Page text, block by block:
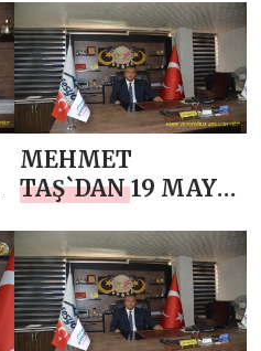
TEŞKİLATI’NIN
187. KURULUŞ YIL
DÖNÜMÜ MESAJI
MEHMET
TAŞ`DAN 19 MAYIS
ANMA, GENÇLİK
VE SPOR BAYRAMI
MESAJI